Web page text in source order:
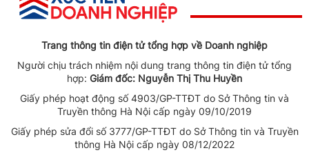
Trang thông tin điện tử tổng hợp về Doanh nghiệp
Người chịu trách nhiệm nội dung trang thông tin điện tử tổng
hợp: Giám đốc: Nguyễn Thị Thu Huyền
Giấy phép hoạt động số 4903/GP-TTĐT do Sở Thông tin và
Truyền thông Hà Nội cấp ngày 09/10/2019
Giấy phép sửa đổi số 3777/GP-TTĐT do Sở Thông tin và Truyền
thông Hà Nội cấp ngày 08/12/2022